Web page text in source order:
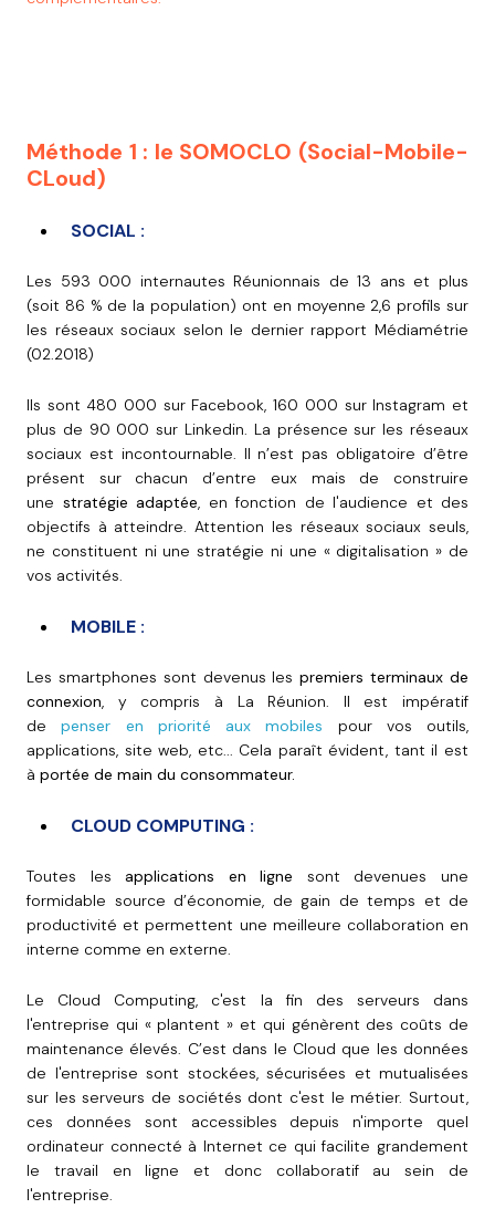
Méthode 1 : le SOMOCLO (Social-Mobile-
CLoud)
SOCIAL :
Les 593 000 internautes Réunionnais de 13 ans et plus
(soit 86 % de la population) ont en moyenne 2,6 profils sur
les réseaux sociaux selon le dernier rapport Médiamétrie
(02.2018)
Ils sont 480 000 sur Facebook, 160 000 sur Instagram et
plus de 90 000 sur Linkedin. La présence sur les réseaux
sociaux est incontournable. Il n’est pas obligatoire d’être
présent sur chacun d’entre eux mais de construire
une stratégie adaptée, en fonction de l'audience et des
objectifs à atteindre. Attention les réseaux sociaux seuls,
ne constituent ni une stratégie ni une « digitalisation » de
vos activités.
MOBILE :
Les smartphones sont devenus lespremiers terminaux de
connexion, y compris à La Réunion. Il est impératif
de penser en priorité aux mobiles pour vos outils,
applications, site web, etc... Cela paraît évident, tant il est
à portée de main du consommateur.
CLOUD COMPUTING :
Toutes les applications en ligne
sont devenues une
formidable source d’économie, de gain de temps et de
productivité et permettent une meilleure collaboration en
interne comme en externe.
Le Cloud Computing, c'est la fin des serveurs dans
l'entreprise qui « plantent » et qui génèrent des coûts de
maintenance élevés. C’est dans le Cloud que les données
de l'entreprise sont stockées, sécurisées et mutualisées
sur les serveurs de sociétés dont c'est le métier. Surtout,
ces données sont accessibles depuis n'importe quel
ordinateur connecté à Internet ce qui facilite grandement
le travail en ligne et donc collaboratif au sein de
l'entreprise.